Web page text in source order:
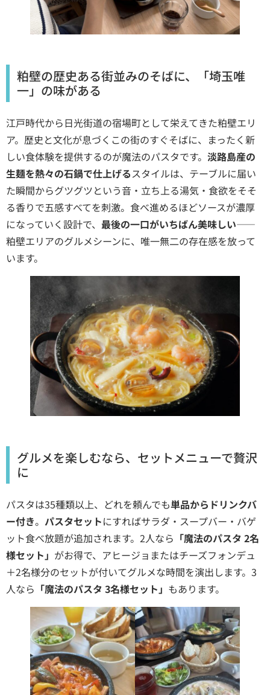
粕壁の歴史ある街並みのそばに、「埼玉唯
一」の味がある
江戸時代から日光街道の宿場町として栄えてきた粕壁エリ
ア。歴史と文化が息づくこの街のすぐそばに、まったく新
しい食体験を提供するのが魔法のパスタです。 淡路島産の
生麺を熱々の石鍋で仕上げるスタイルは、テーブルに届い
た瞬間からグツグツという音・立ち上る湯気・食欲をそそ
る香りで五感すべてを刺激。食べ進めるほどソースが濃厚
になっていく設計で、 最後の一口がいちばん美味しい——
粕壁エリアのグルメシーンに、唯一無二の存在感を放って
います。
グルメを楽しむなら、セットメニューで贅沢
に
パスタは35種類以上、どれを頼んでも単品からドリンクバ
ー付き。 パスタセットにすればサラダ・スープバー・バゲ
ット食べ放題が追加されます。2人なら 「魔法のパスタ 2名
様セット」 がお得で、アヒージョまたはチーズフォンデュ
＋2名様分のセットが付いてグルメな時間を演出します。3
人なら 「魔法のパスタ 3名様セット」 もあります。